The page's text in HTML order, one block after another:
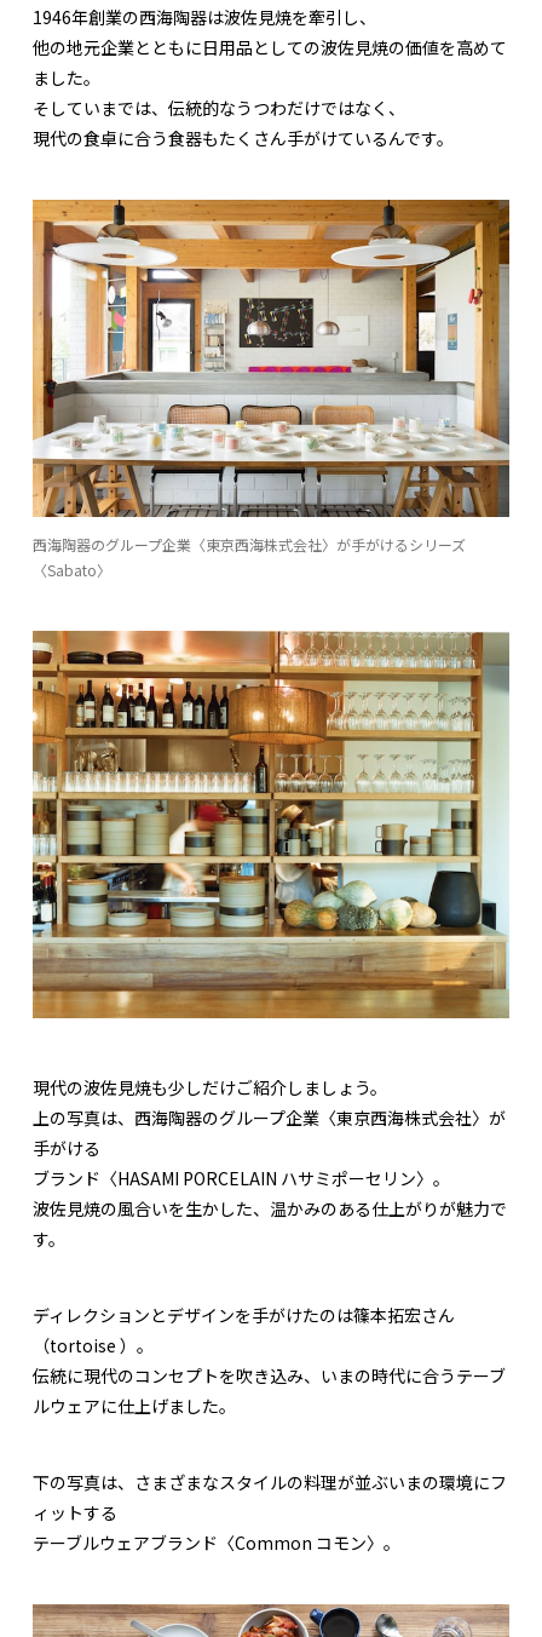
1946年創業の西海陶器は波佐見焼を牽引し、
他の地元企業とともに日用品としての波佐見焼の価値を高めて
ました。
そしていまでは、伝統的なうつわだけではなく、
現代の食卓に合う食器もたくさん手がけているんです。
西海陶器のグループ企業〈東京西海株式会社〉が手がけるシリーズ
〈Sabato〉
現代の波佐見焼も少しだけご紹介しましょう。
上の写真は、西海陶器のグループ企業〈東京西海株式会社〉が
手がける
ブランド〈HASAMI PORCELAIN ハサミポーセリン〉。
波佐見焼の風合いを生かした、温かみのある仕上がりが魅力で
す。
ディレクションとデザインを手がけたのは篠本拓宏さん
（tortoise ）。
伝統に現代のコンセプトを吹き込み、いまの時代に合うテーブ
ルウェアに仕上げました。
下の写真は、さまざまなスタイルの料理が並ぶいまの環境にフ
ィットする
テーブルウェアブランド〈Common コモン〉。